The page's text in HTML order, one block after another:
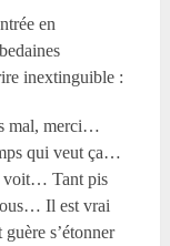
en
inextinguible :
mal, merci…
qui veut ça…
voit… Tant pis
Il est vrai
s’étonner